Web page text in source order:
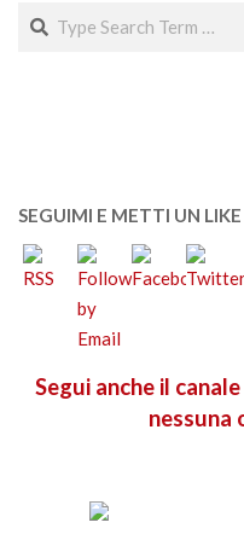
Search
SEGUIMI E METTI UN LIKE
Segui anche il
nessuna